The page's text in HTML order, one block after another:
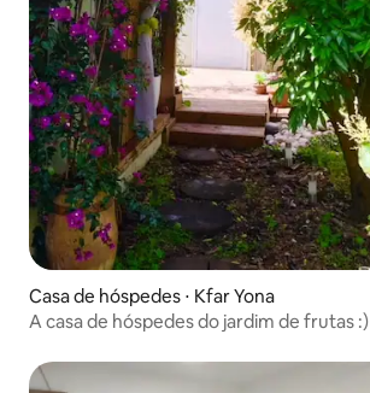
Casa de hóspedes ⋅ Kfar Yona
A casa de hóspedes do jardim de frutas :)